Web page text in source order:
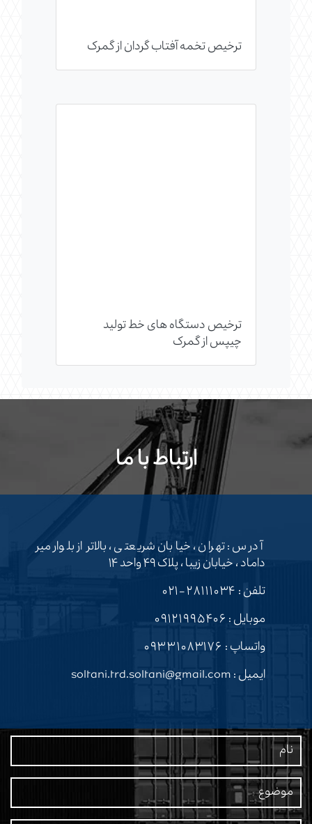
ترخیص تخمه آفتاب گردان از گمرک
ترخیص دستگاه های خط تولید
چیپس از گمرک
ارتباط با ما
آدرس : تهران ، خیابان شریعتی ، بالاتر از بلوار میر
داماد ، خیابان زیبا ، پلاک ۴۹ واحد ۱۴
تلفن : ۲۸۱۱۱۰۳۴-۰۲۱
موبایل : ۰۹۱۲۱۹۹۵۴۰۶
واتساپ : ۰۹۳۳۱۰۸۳۱۷۶
ایمیل : soltani.trd.soltani@gmail.com